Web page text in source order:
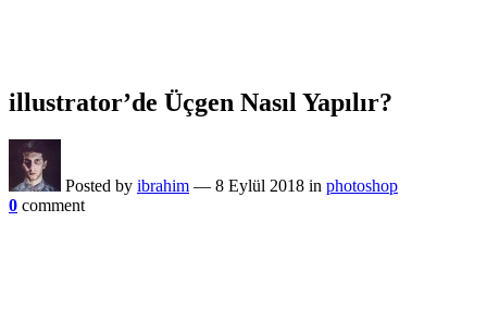
illustrator’de Üçgen Nasıl Yapılır?
Posted by ibrahim — 8 Eylül 2018 in photoshop
0 comment